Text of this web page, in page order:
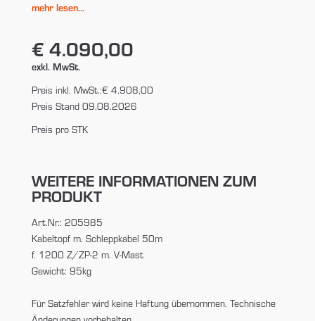
mehr lesen...
€ 4.090,00
exkl. MwSt.
Preis inkl. MwSt.:€ 4.908,00
Preis Stand 09.08.2026
Preis pro STK
WEITERE INFORMATIONEN ZUM
PRODUKT
Art.Nr.: 205985
Kabeltopf m. Schleppkabel 50m
f. 1200 Z/ZP-2 m. V-Mast
Gewicht: 95kg
Für Satzfehler wird keine Haftung übernommen. Technische